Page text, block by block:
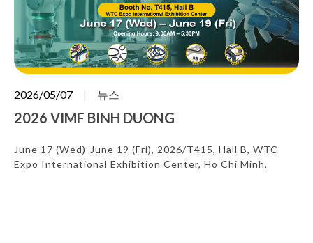
2026/05/07 뉴스
2026 VIMF BINH DUONG
June 17 (Wed)-June 19 (Fri), 2026/T415, Hall B, WTC
Expo International Exhibition Center, Ho Chi Minh,